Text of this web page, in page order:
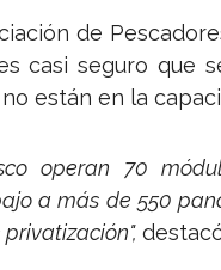
de
casi seguro que
están en la
operan 70
a más de 550